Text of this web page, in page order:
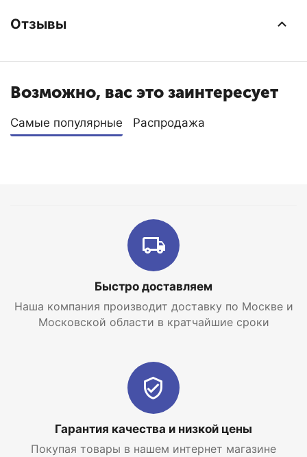
Отзывы
Возможно, вас это заинтересует
Самые популярные Распродажа
Быстро доставляем
Наша компания производит доставку по Москве и
Московской области в кратчайшие сроки
Гарантия качества и низкой цены
Покупая товары в нашем интернет магазине